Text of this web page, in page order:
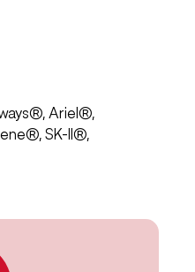
Ariel®,
SK-II®,